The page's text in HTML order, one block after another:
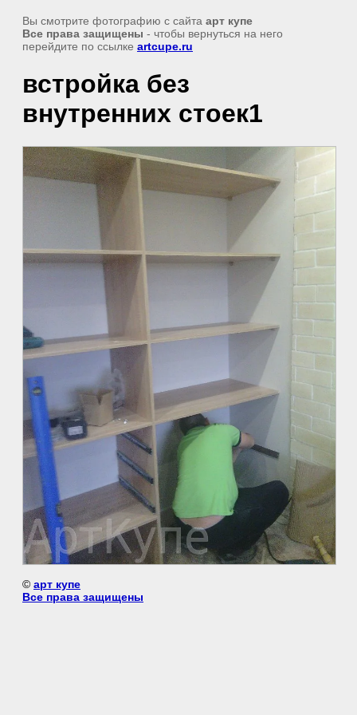
Вы смотрите фотографию с сайта арт купе
Все права защищены - чтобы вернуться на него
перейдите по ссылке artcupe.ru
встройка без
внутренних стоек1
© арт купе
Все права защищены